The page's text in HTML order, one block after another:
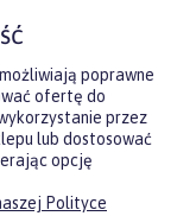
najbardziej
SIĘ WIĘCEJ
poprawne
ofertę do
przez
lub dostosować
opcję
Polityce